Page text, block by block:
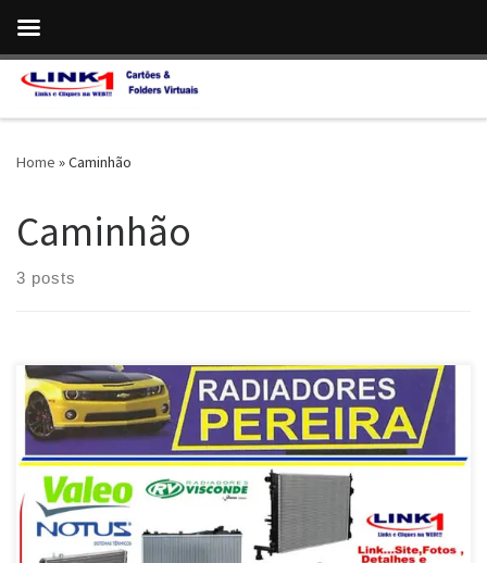
Skip to content
Home »Caminhão
Caminhão
3 posts
Radiadores Pereira , conserto de radiadores para veículos leves ,
pesados e Máquinas Agricolas – BR 040 – Km 18 –Bairro Santa
Edwiges – Luziânia / GO Radiadores Pereira , atende trator
Massey Ferguson , Valtra e Jhon Deere – BR 040 – Luziânia / GO
[…]